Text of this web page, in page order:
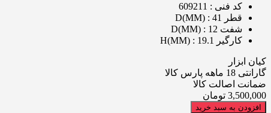
کد فنی : 609211
قطر D(MM)
: 41
شفت D(MM) : 12
کارگیر H(MM)
: 19.1
کیان ابزار
گارانتی 18 ماهه پارس کالا
ضمانت اصالت کالا
3,500,000 تومان
افزودن به سبد خرید